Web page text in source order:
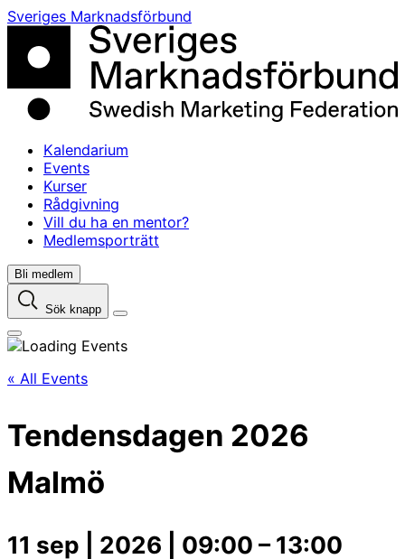
Skip
content
Sveriges Marknadsförbund
Kalendarium
Events
Kurser
Rådgivning
Vill du ha en mentor?
Medlemsporträtt
Bli medlem
Sök knapp
« All Events
Tendensdagen 2026
Malmö
11 sep | 2026 09:00 –13:00